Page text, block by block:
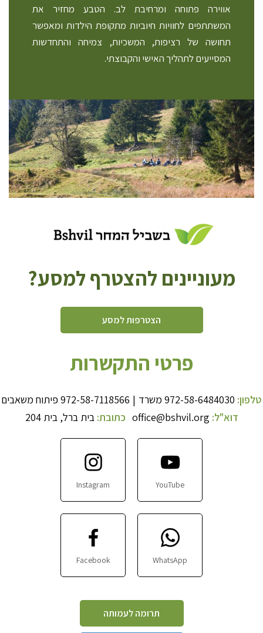
אווירה פתוחה ומרחיבת לב. הטבע מחזיר את
המשתתפים לחוויות חיוביות מתקופת הילדות ומאפשר
תחושה של רציפות, המשכיות, צמיחה והתחדשות
המסייעיםלתהליך האישי והקבוצתי.
מעוניינים להצטרף למסע?
הצטרפות למסע
פרטי התקשרות
טלפון: 972-58-6484030 משרד |
972-58-7118566פיתוח משאבים
דוא"ל: office@bshvil.org כתובת: בית ברל, בית 204
YouTube
Instagram
WhatsApp
Facebook
תרומה לעמותה